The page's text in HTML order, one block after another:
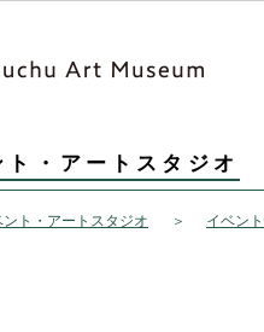
ト・アートスタジオ
ント・アートスタジオ イベン